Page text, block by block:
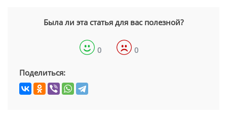
Была ли эта статья для вас полезной?
0 0
Поделиться: